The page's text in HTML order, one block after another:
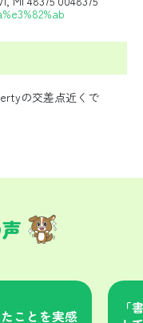
の交差点近くで
ことを実感
「